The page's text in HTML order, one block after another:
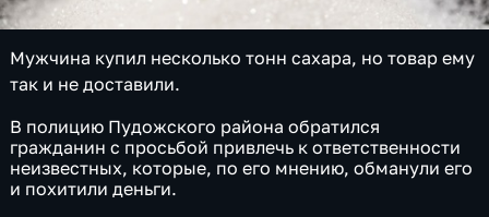
Мужчина купил несколько тонн сахара, но товар ему
так и не доставили.
В полицию Пудожского района обратился
гражданин с просьбой привлечь к ответственности
неизвестных, которые, по его мнению, обманули его
и похитили деньги.